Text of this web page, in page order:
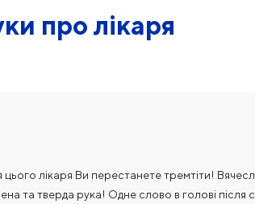
про лікаря
цього лікаря Ви перестанете тремтіти!
та тверда рука! Одне слово в голові після